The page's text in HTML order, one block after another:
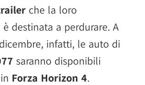
che la loro
destinata a perdurare. A
infatti, le auto di
saranno disponibili
Forza Horizon 4.